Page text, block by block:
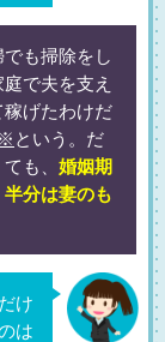
も掃除をし
で夫を支え
げたわけだ
という。だ
も、 婚姻期
分は妻のも
け
は